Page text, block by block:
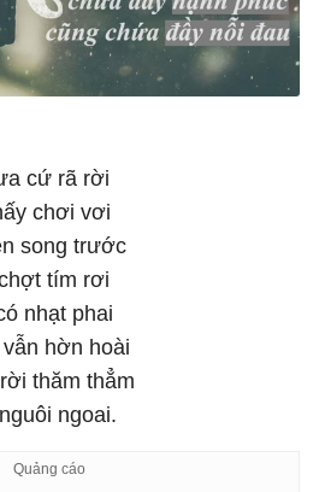
cứ rã rời
chơi vơi
song trước
tím rơi
nhạt phai
hờn hoài
thăm thẳm
ngoai.